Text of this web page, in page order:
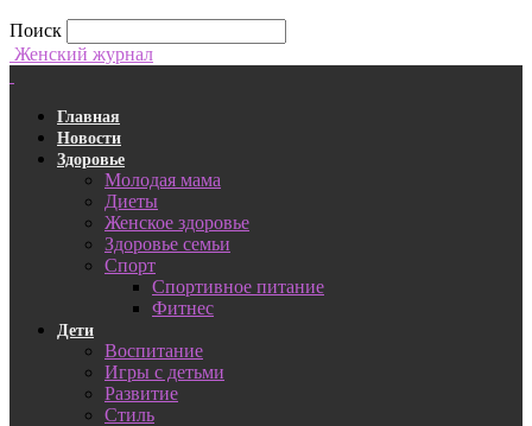
Поиск
Женский журнал
Главная
Новости
Здоровье
Молодая мама
Диеты
Женское здоровье
Здоровье семьи
Спорт
Спортивное питание
Фитнес
Дети
Воспитание
Игры с детьми
Развитие
Стиль